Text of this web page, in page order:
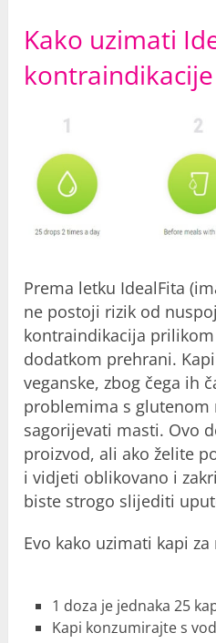
Kako uzimati
Prema letku IdealFita
ne postoji rizik od
kontraindikacija
dodatkom prehrani.
veganske, zbog čega ih
problemima s glutenom
sagorijevati masti. Ovo
proizvod, ali ako želite
i vidjeti oblikovano i
biste strogo slijediti
Evo kako uzimati kapi
1 doza je jednaka 25
Kapi konzumirajte s